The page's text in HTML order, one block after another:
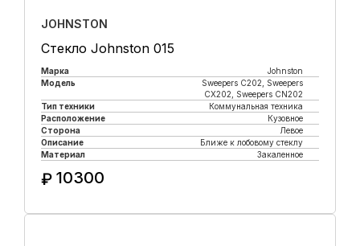
JOHNSTON
Стекло Johnston 015
Марка
Johnston
Модель
Sweepers C202, Sweepers
CX202, Sweepers CN202
Тип техники
Коммунальная техника
Расположение
Кузовное
Сторона
Левое
Описание
Ближе к лобовому стеклу
Материал
Закаленное
₽ 10300